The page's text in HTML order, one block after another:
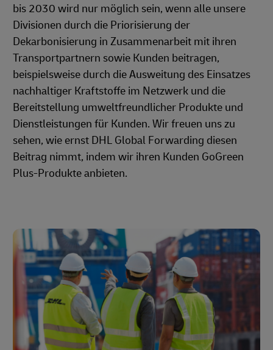
bis 2030 wird nur möglich sein, wenn alle unsere
Divisionen durch die Priorisierung der
Dekarbonisierung in Zusammenarbeit mit ihren
Transportpartnern sowie Kunden beitragen,
beispielsweise durch die Ausweitung des Einsatzes
nachhaltiger Kraftstoffe im Netzwerk und die
Bereitstellung umweltfreundlicher Produkte und
Dienstleistungen für Kunden. Wir freuen uns zu
sehen, wie ernst DHL Global Forwarding diesen
Beitrag nimmt, indem wir ihren Kunden GoGreen
Plus-Produkte anbieten.